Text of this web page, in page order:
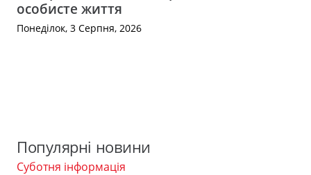
особисте життя
Понеділок, 3 Серпня, 2026
Популярні новини
Суботня інформація